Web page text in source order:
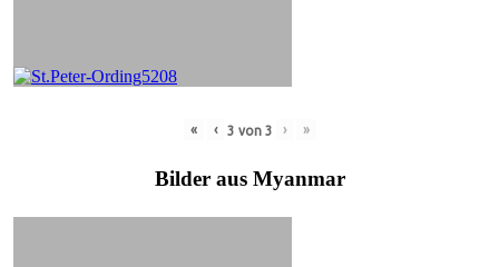
« ‹ 3 von 3 › »
Bilder aus Myanmar